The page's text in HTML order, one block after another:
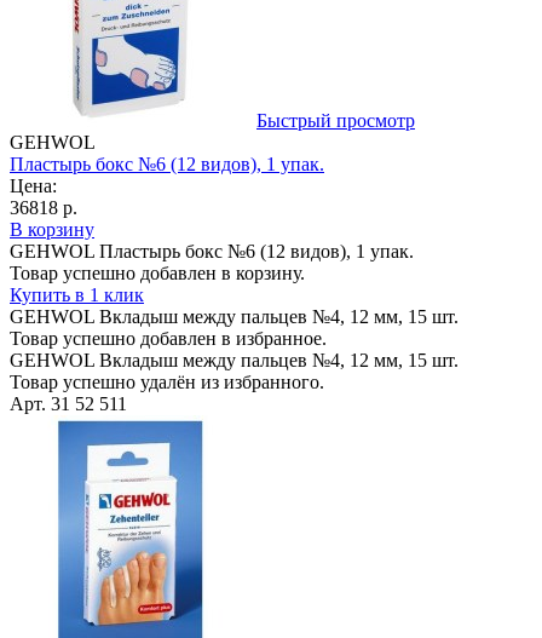
Быстрый просмотр
GEHWOL
Пластырь бокс №6 (12 видов), 1 упак.
Цена:
36818 р.
В корзину
GEHWOL Пластырь бокс №6 (12 видов), 1 упак.
Товар успешно добавлен в корзину.
Купить в 1 клик
GEHWOL Вкладыш между пальцев №4, 12 мм, 15 шт.
Товар успешно добавлен в избранное.
GEHWOL Вкладыш между пальцев №4, 12 мм, 15 шт.
Товар успешно удалён из избранного.
Арт. 31 52 511